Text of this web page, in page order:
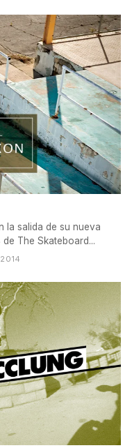
la salida de su nueva
The Skateboard...